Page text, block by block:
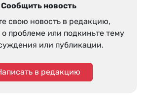
Сообщить новость
свою новость в редакцию,
проблеме или подкиньте тему
или публикации.
в редакцию